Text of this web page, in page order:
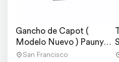
Gancho de Capot (
Modelo Nuevo ) Pauny-
zanello
San Francisco